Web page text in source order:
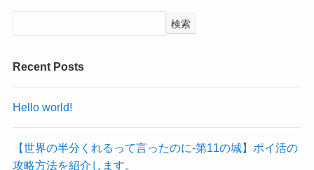
検索
Recent Posts
Hello world!
【世界の半分くれるって言ったのに‐第11の城】ポイ活の
攻略方法を紹介します。